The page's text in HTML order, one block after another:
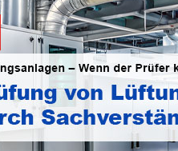
auch auszugsweise, ist nur